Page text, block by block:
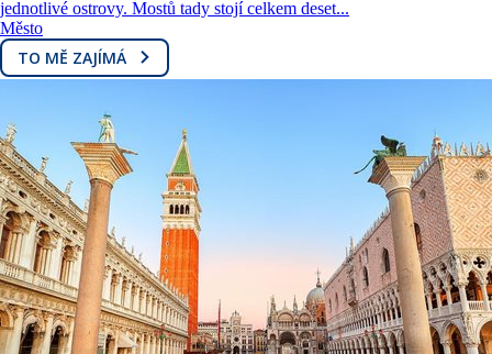
jednotlivé ostrovy. Mostů tady stojí celkem deset...
Město
TO MĚ ZAJÍMÁ